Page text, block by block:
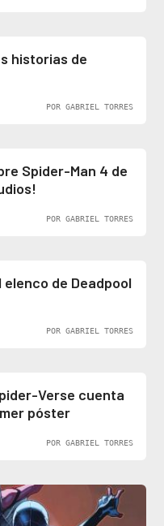
historias de
POR GABRIEL TORRES
Spider-Man 4 de
POR GABRIEL TORRES
elenco de Deadpool
POR GABRIEL TORRES
Verse cuenta
póster
POR GABRIEL TORRES